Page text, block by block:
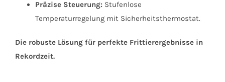
Präzise Steuerung: Stufenlose
Temperaturregelung mit Sicherheitsthermostat.
Die robuste Lösung für perfekte Frittierergebnisse in
Rekordzeit.